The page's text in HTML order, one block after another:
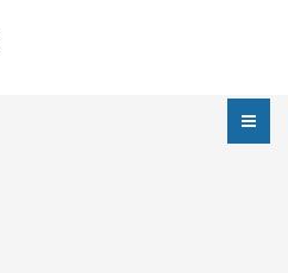
Menú